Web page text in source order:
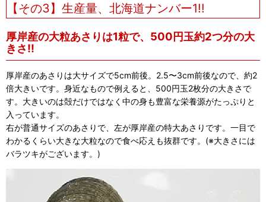
【その3】生産量、北海道ナンバー1!!
厚岸産の大粒あさりは1粒で、500円玉約2つ分の大
きさ!!
厚岸産のあさりは大サイズで5cm前後。2.5〜3cm前後なので、約2
倍大きいです。身近なもので例えると、500円玉2枚分の大きさで
す。大きいのは殻だけではなく中の身も豊富な栄養源がたっぷりと
入っています。
右が普通サイズのあさりで、左が厚岸産の特大あさりです。一目で
わかるくらい大きな大粒なので食べ応えも抜群です。(※大きさには
バラツキがございます。)